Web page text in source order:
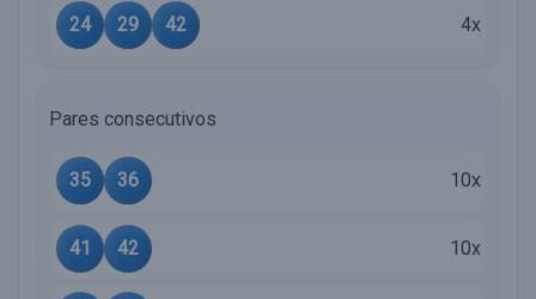
24 29 42 4x
Pares consecutivos
35 36 10x
41 42 10x